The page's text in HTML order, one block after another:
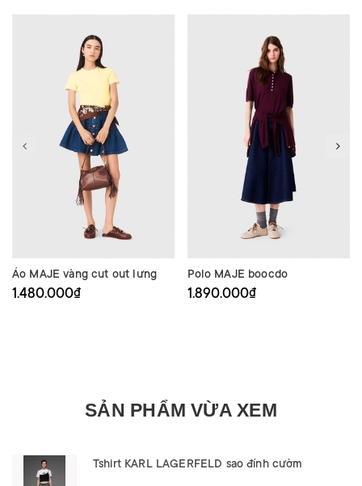
Áo MAJE vàng cut out lưng
1.480.000₫
Polo MAJE boocdo
1.890.000₫
SẢN PHẨM VỪA XEM
Tshirt KARL LAGERFELD sao đính cườm